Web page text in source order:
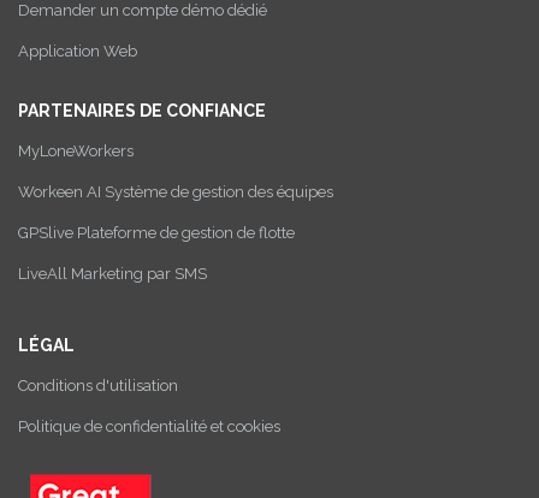
Demander un compte démo dédié
Application Web
PARTENAIRES DE CONFIANCE
MyLoneWorkers
Workeen AI Système de gestion des équipes
GPSlive Plateforme de gestion de flotte
LiveAll Marketing par SMS
LÉGAL
Conditions d'utilisation
Politique de confidentialité et cookies